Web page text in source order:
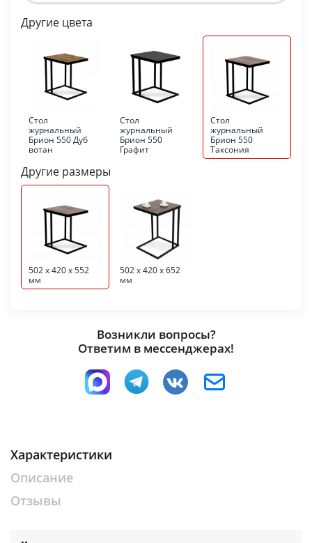
Другие цвета
Стол
журнальный
Брион 550 Дуб
вотан
Стол
журнальный
Брион 550
Графит
Стол
журнальный
Брион 550
Таксония
Другие размеры
502 x 420 x 552
мм
502 x 420 x 652
мм
Возникли вопросы?
Ответим в мессенджерах!
Характеристики
Описание
Отзывы